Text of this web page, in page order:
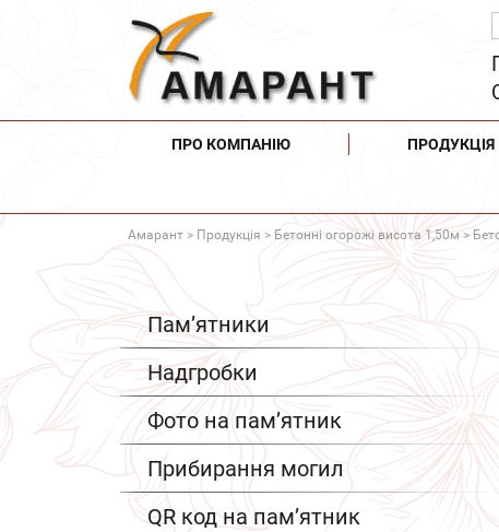
ПРО КОМПАНІЮ ПРОДУКЦІЯ
Амарант > Продукція > Бетонні огорожі висота 1,50м >
Пам’ятники
Надгробки
Фото на пам’ятник
Прибирання могил
QR код на пам’ятник